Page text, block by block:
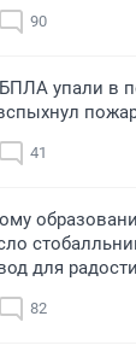
90
упали в
41
для радости
82